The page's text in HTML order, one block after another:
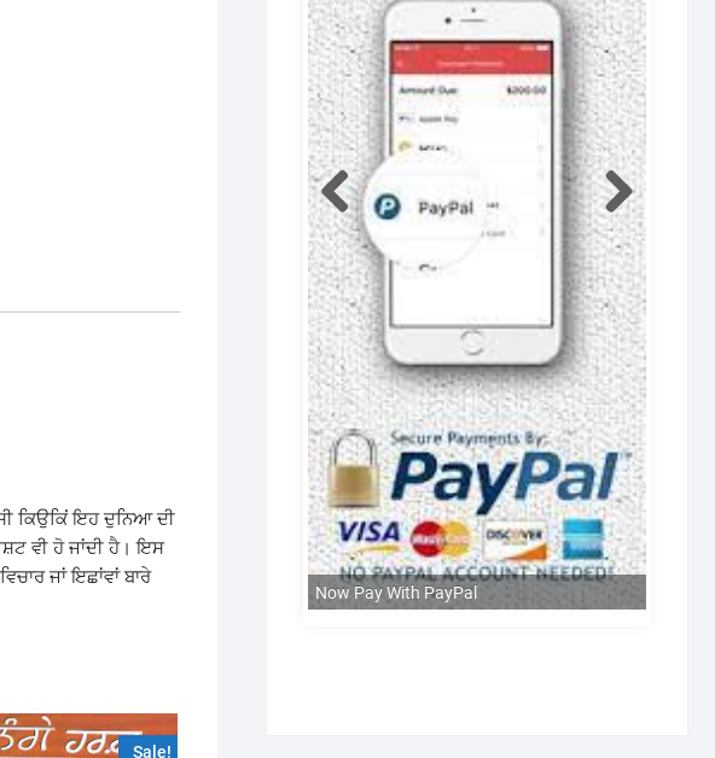
ਕਿਉਕਿਂ ਇਹ ਦੁਨਿਆ ਦੀ
ਵੀ ਹੋ ਜਾਂਦੀ ਹੈ। ਇਸ
ਜਾਂ ਇਛਾਂਵਾਂ ਬਾਰੇ
Sale!
Now Pay With PayPal